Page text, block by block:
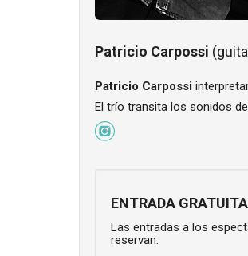
Patricio Carpossi
Patricio Carpossi
El trío transita los sonidos
ENTRADA
Las entradas a los
reservan.